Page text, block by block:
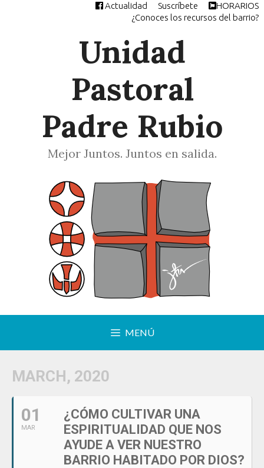
Actualidad Suscríbete
HORARIOS
¿Conoces los recursos del barrio?
Unidad
Pastoral
Padre Rubio
Mejor Juntos. Juntos en salida.
MENÚ
MARCH, 2020
01
MAR
¿CÓMO CULTIVAR UNA
ESPIRITUALIDAD QUE NOS
AYUDE A VER NUESTRO
BARRIO HABITADO POR DIOS?